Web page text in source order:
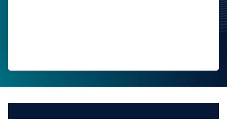
部署および役職